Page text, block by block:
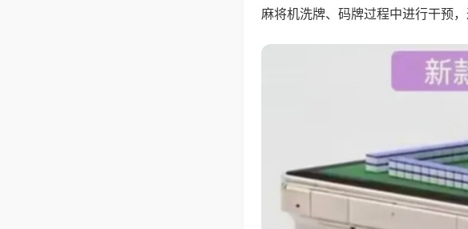
麻将机洗牌、码牌过程中进行干预，